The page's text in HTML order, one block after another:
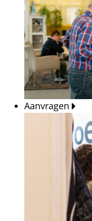
Aanvragen